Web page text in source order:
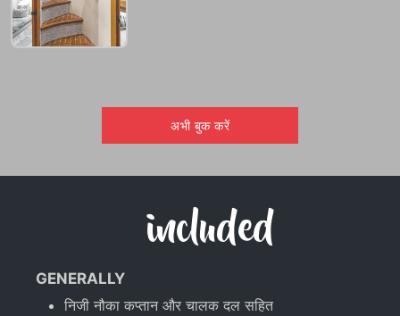
अभी बुक करें
included
GENERALLY
निजी नौका कप्तान और चालक दल सहित